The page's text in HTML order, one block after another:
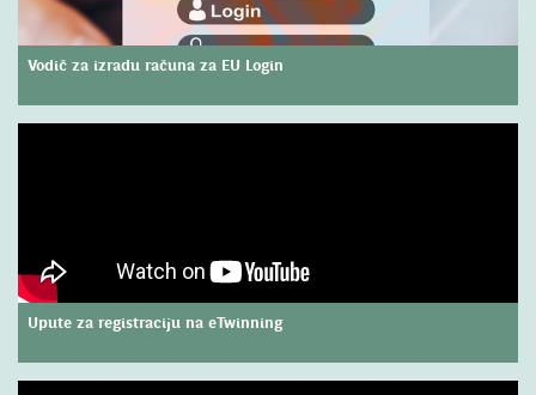
Vodič za izradu računa za EU Login
Upute za registraciju na eTwinning